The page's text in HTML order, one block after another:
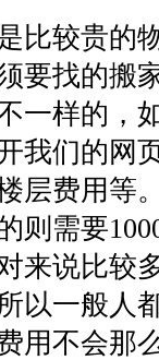
较贵的物
要找的搬
一样的，
我们的网
层费用等
则需要
来说比较
以一般人
用不会那